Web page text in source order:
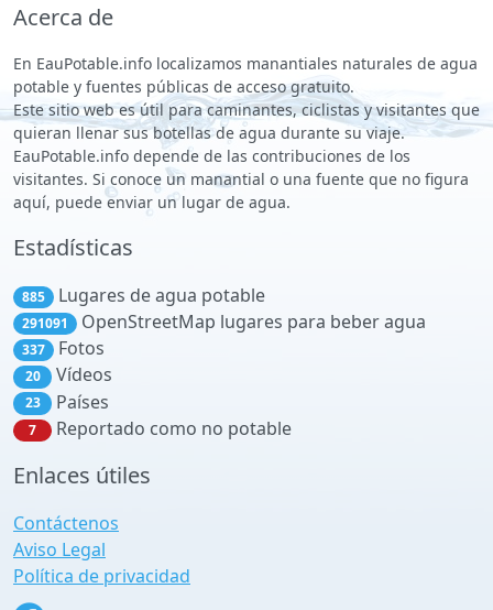
Acerca de
En EauPotable.info localizamos manantiales naturales de agua
potable y fuentes públicas de acceso gratuito.
Este sitio web es útil para caminantes, ciclistas y visitantes que
quieran llenar sus botellas de agua durante su viaje.
EauPotable.info depende de las contribuciones de los
visitantes. Si conoce un manantial o una fuente que no figura
aquí, puede enviar un lugar de agua.
Estadísticas
885 Lugares de agua potable
291091 OpenStreetMap lugares para beber agua
337 Fotos
20 Vídeos
23 Países
7 Reportado como no potable
Enlaces útiles
Contáctenos
Aviso Legal
Política de privacidad